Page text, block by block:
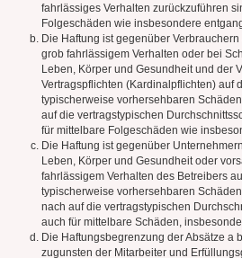
fahrlässiges Verhalten zurückzuführen
Folgeschäden wie insbesondere
Die Haftung ist gegenüber
grob fahrlässigem Verhalten oder bei
Leben, Körper und Gesundheit und der
Vertragspflichten (Kardinalpflichten) auf
typischerweise vorhersehbaren
auf die vertragstypischen
für mittelbare Folgeschäden wie
Die Haftung ist gegenüber
Leben, Körper und Gesundheit oder
fahrlässigem Verhalten des Betreibers
typischerweise vorhersehbaren
nach auf die vertragstypischen
auch für mittelbare Schäden,
Die Haftungsbegrenzung der Absätze a
zugunsten der Mitarbeiter und